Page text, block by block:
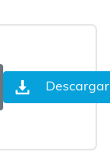
Descargar